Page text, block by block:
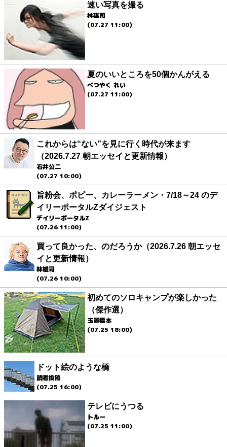
速い写真を撮る
林雄司
(07.27 11:00)
夏のいいところを50個かんがえる
べつやく れい
(07.27 11:00)
これからは“ない”を見に行く時代が来ます
（2026.7.27 朝エッセイと更新情報）
石井公二
(07.27 10:00)
旨粉会、ポピー、カレーラーメン・7/18～24 のデ
イリーポータルZダイジェスト
デイリーポータルZ
(07.26 11:00)
買って良かった、のだろうか（2026.7.26 朝エッセ
イと更新情報）
林雄司
(07.26 10:00)
初めてのソロキャンプが楽しかった
（傑作選）
玉置標本
(07.25 18:00)
ドット絵のような橋
読者投稿
(07.25 16:00)
テレビにうつる
トルー
(07.25 11:00)